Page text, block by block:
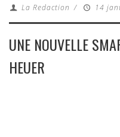
La Redaction / 14
UNE NOUVELLE
HEUER